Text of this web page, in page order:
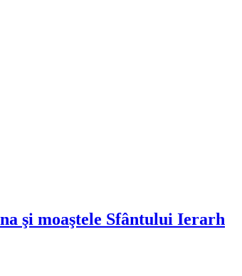
şi moaştele Sfântului Ierarh